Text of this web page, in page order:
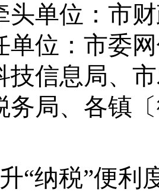
头单位： 市
单位： 市委
技信息局、
务局、各镇
“纳税”便利